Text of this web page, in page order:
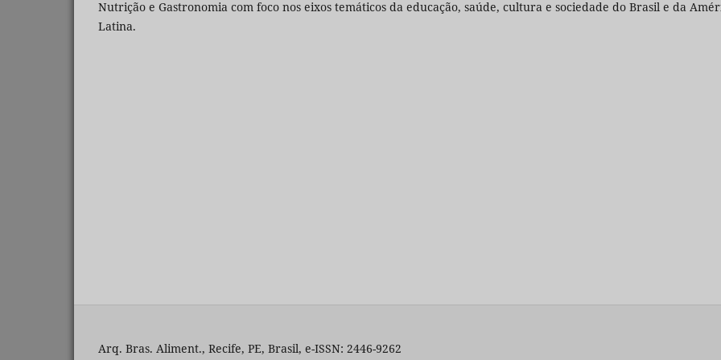
Nutrição e Gastronomia com foco nos eixos temáticos da educação, saúde, cultura e sociedade do Brasil e da
Latina.
Arq. Bras. Aliment., Recife, PE, Brasil, e-ISSN: 2446-9262